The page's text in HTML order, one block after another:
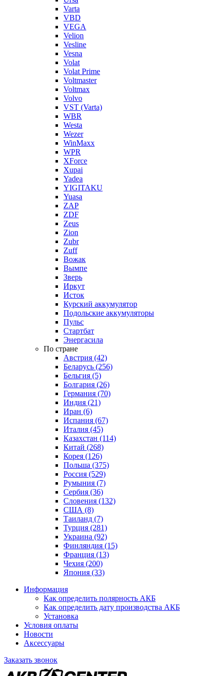
Varta
VBD
VEGA
Velion
Vesline
Vesna
Volat
Volat Prime
Voltmaster
Voltmax
Volvo
VST (Varta)
WBR
Westa
Wezer
WinMaxx
WPR
XForce
Xupai
Yadea
YIGITAKU
Yuasa
ZAP
ZDF
Zeus
Zion
Zubr
Zuff
Вожак
Вымпе
Зверь
Иркут
Исток
Курский аккумулятор
Подольские аккумуляторы
Пульс
Стартбат
Энергасила
По стране
Австрия (42)
Беларусь (256)
Бельгия (5)
Болгария (26)
Германия (70)
Индия (21)
Иран (6)
Испания (67)
Италия (45)
Казахстан (114)
Китай (268)
Корея (126)
Польша (375)
Россия (529)
Румыния (7)
Сербия (36)
Словения (132)
США (8)
Таиланд (7)
Турция (281)
Украина (92)
Финляндия (15)
Франция (13)
Чехия (200)
Япония (33)
Информация
Как определить полярность АКБ
Как определить дату производства АКБ
Установка
Условия оплаты
Новости
Аксессуары
Заказать звонок